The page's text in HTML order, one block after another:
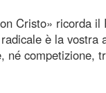
Cristo» ricorda
è la vostra
né competizione,